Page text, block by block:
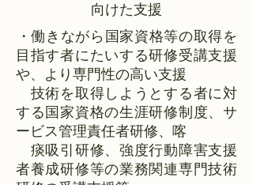
向けた支援
​・働きながら国家資格等の取得を
目指す者にたいする研修受講支援
や、より専門性の高い支援
技術を取得しようとする者に対
する国家資格の生涯研修制度、サ
ービス管理責任者研修、喀
痰吸引研修、強度行動障害支援
者養成研修等の業務関連専門技術